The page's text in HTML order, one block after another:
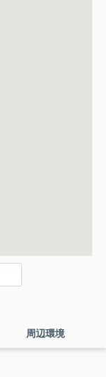
周辺環境